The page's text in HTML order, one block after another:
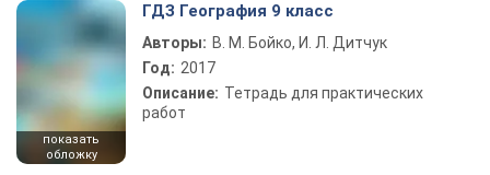
показать
обложку
ГДЗ География 9 класс
Авторы: В. М. Бойко, И. Л. Дитчук
Год: 2017
Описание: Тетрадь для практических
работ